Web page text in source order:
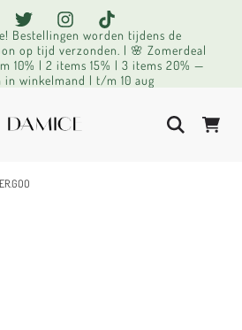
Bestellingen worden tijdens de
op tijd verzonden. | 🌸 Zomerdeal
10% | 2 items 15% | 3 items 20% —
in winkelmand | t/m 10 aug